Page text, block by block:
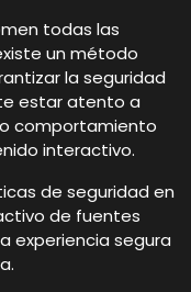
todas las
un método
la seguridad
estar atento a
comportamiento
interactivo.
de seguridad en
de fuentes
experiencia segura